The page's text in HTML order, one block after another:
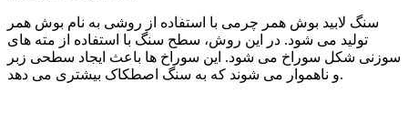
سنگ لابید بوش همر چرمی با استفاده از روشی به نام بوش همر
تولید می شود. در این روش، سطح سنگ با استفاده از مته های
سوزنی شکل سوراخ می شود. این سوراخ ها باعث ایجاد سطحی زبر
و ناهموار می شوند که به سنگ اصطکاک بیشتری می دهد.